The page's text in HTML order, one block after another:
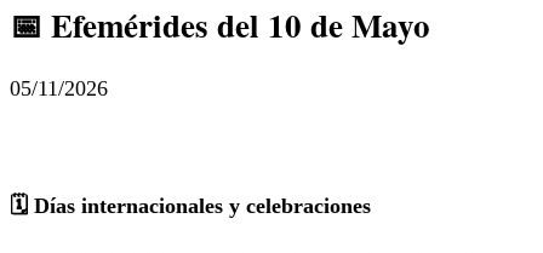
📅 Efemérides del 10 de Mayo
05/11/2026
🗓 Días internacionales y celebraciones